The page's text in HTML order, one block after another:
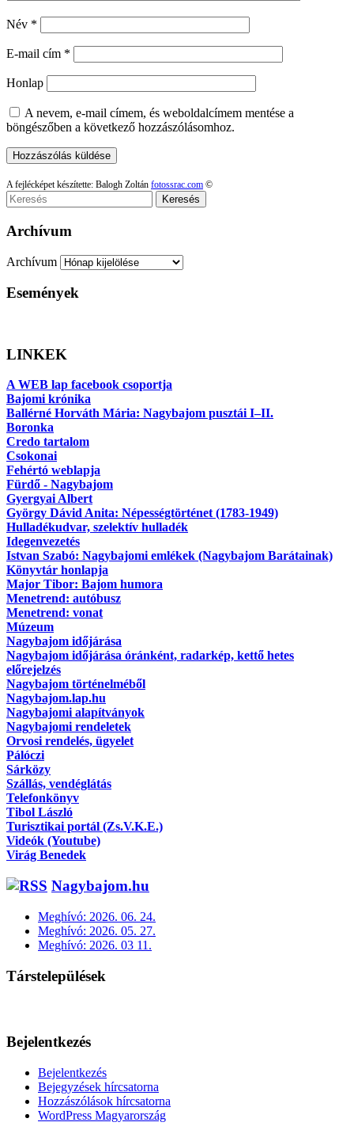
Név *
E-mail cím *
Honlap
A nevem, e-mail címem, és weboldalcímem mentése a
böngészőben a következő hozzászólásomhoz.
A fejlécképet készítette: Balogh Zoltán fotossrac.com ©
Keresés
Archívum
Archívum
Események
LINKEK
A WEB lap facebook csoportja
Bajomi krónika
Ballérné Horváth Mária: Nagybajom pusztái I–II.
Boronka
Credo tartalom
Csokonai
Fehértó weblapja
Fürdő - Nagybajom
Gyergyai Albert
György Dávid Anita: Népességtörténet (1783-1949)
Hulladékudvar, szelektív hulladék
Idegenvezetés
Istvan Szabó: Nagybajomi emlékek (Nagybajom Barátainak)
Könyvtár honlapja
Major Tibor: Bajom humora
Menetrend: autóbusz
Menetrend: vonat
Múzeum
Nagybajom időjárása
Nagybajom időjárása óránként, radarkép, kettő hetes
előrejelzés
Nagybajom történelméből
Nagybajom.lap.hu
Nagybajomi alapítványok
Nagybajomi rendeletek
Orvosi rendelés, ügyelet
Pálóczi
Sárközy
Szállás, vendéglátás
Telefonkönyv
Tibol László
Turisztikai portál (Zs.V.K.E.)
Videók (Youtube)
Virág Benedek
Nagybajom.hu
Meghívó: 2026. 06. 24.
Meghívó: 2026. 05. 27.
Meghívó: 2026. 03 11.
Társtelepülések
Bejelentkezés
Bejelentkezés
Bejegyzések hírcsatorna
Hozzászólások hírcsatorna
WordPress Magyarország